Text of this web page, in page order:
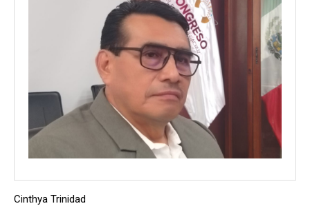
Cinthya Trinidad